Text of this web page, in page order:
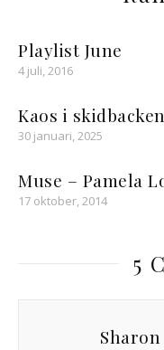
Playlist June
4 juli, 2016
Kaos i skidbacken
30 januari, 2025
Muse – Pamela
17 oktober, 2014
5